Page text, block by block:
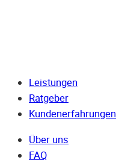
Leistungen
Ratgeber
Kundenerfahrungen
Über uns
FAQ